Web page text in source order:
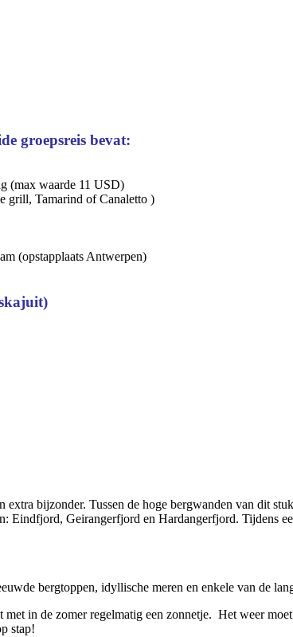
groepsreis bevat:
(max waarde 11 USD)
grill, Tamarind of Canaletto )
(opstapplaats Antwerpen)
bijzonder. Tussen de hoge bergwanden van dit
Eindfjord, Geirangerfjord en Hardangerfjord. Tijdens
bergtoppen, idyllische meren en enkele van de
in de zomer regelmatig een zonnetje. Het weer
stap!